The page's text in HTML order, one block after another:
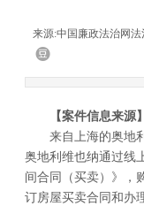
来源:中国廉政法治网法
【案件信息来源】
来自上海的奥地利
奥地利维也纳通过线
间合同（买卖）》，
订房屋买卖合同和办